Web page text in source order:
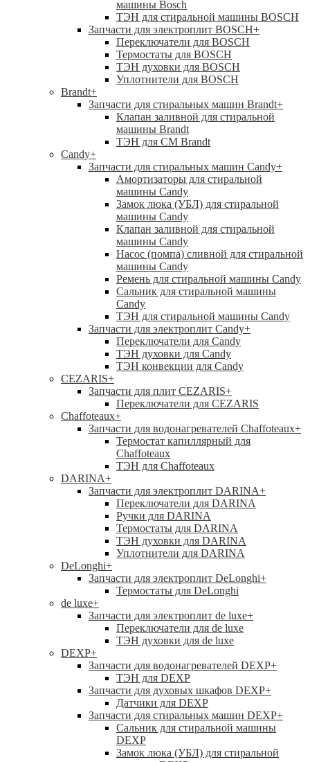
машины Bosch
ТЭН для стиральной машины BOSCH
Запчасти для электроплит BOSCH+
Переключатели для BOSCH
Термостаты для BOSCH
ТЭН духовки для BOSCH
Уплотнители для BOSCH
Brandt+
Запчасти для стиральных машин Brandt+
Клапан заливной для стиральной
машины Brandt
ТЭН для СМ Brandt
Candy+
Запчасти для стиральных машин Candy+
Амортизаторы для стиральной
машины Candy
Замок люка (УБЛ) для стиральной
машины Candy
Клапан заливной для стиральной
машины Candy
Насос (помпа) сливной для стиральной
машины Candy
Ремень для стиральной машины Candy
Сальник для стиральной машины
Candy
ТЭН для стиральной машины Candy
Запчасти для электроплит Candy+
Переключатели для Candy
ТЭН духовки для Candy
ТЭН конвекции для Candy
CEZARIS+
Запчасти для плит CEZARIS+
Переключатели для CEZARIS
Chaffoteaux+
Запчасти для водонагревателей Chaffoteaux+
Термостат капиллярный для
Chaffoteaux
ТЭН для Chaffoteaux
DARINA+
Запчасти для электроплит DARINA+
Переключатели для DARINA
Ручки для DARINA
Термостаты для DARINA
ТЭН духовки для DARINA
Уплотнители для DARINA
DeLonghi+
Запчасти для электроплит DeLonghi+
Термостаты для DeLonghi
de luxe+
Запчасти для электроплит de luxe+
Переключатели для de luxe
ТЭН духовки для de luxe
DEXP+
Запчасти для водонагревателей DEXP+
ТЭН для DEXP
Запчасти для духовых шкафов DEXP+
Датчики для DEXP
Запчасти для стиральных машин DEXP+
Сальник для стиральной машины
DEXP
Замок люка (УБЛ) для стиральной